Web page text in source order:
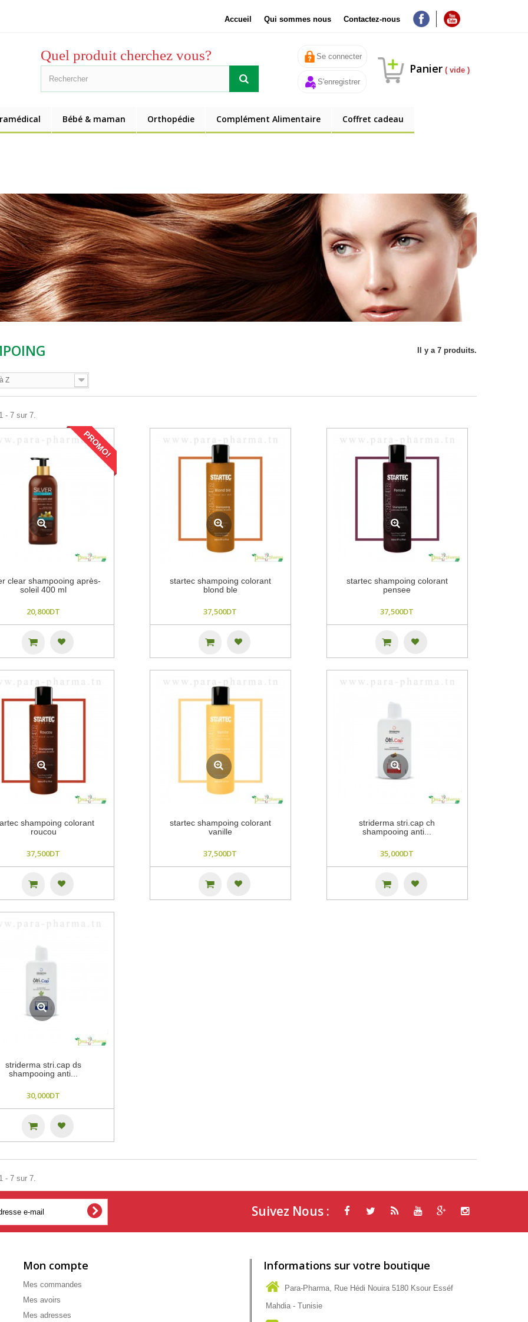
Contactez-nous
Qui sommes nous
Accueil
Quel produit cherchez vous? Se connecter
S'enregistrer
Panier( vide )
Bébé & maman Orthopédie Complément Alimentaire Coffret cadeau
Il y a 7 produits.
Z
- 7 sur 7.
PROMO!
clear shampooing après-
soleil 400 ml
20,800DT
startec shampoing colorant
blond ble
37,500DT
startec shampoing colorant
pensee
37,500DT
shampoing colorant
roucou
37,500DT
startec shampoing colorant
vanille
37,500DT
striderma stri.cap ch
shampooing anti...
35,000DT
striderma stri.cap ds
shampooing anti...
30,000DT
- 7 sur 7.
Suivez Nous :
Mon compte
Mes commandes
Mes avoirs
Mes adresses
Informations sur votre boutique
Para-Pharma, Rue Hédi Nouira 5180 Ksour Esséf
Mahdia - Tunisie